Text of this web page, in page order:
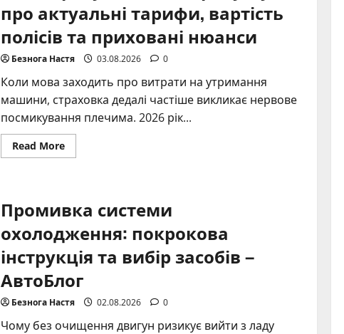
про актуальні тарифи, вартість
полісів та приховані нюанси
Безнога Настя 03.08.2026 0
Коли мова заходить про витрати на утримання
машини, страховка дедалі частіше викликає нервове
посмикування плечима. 2026 рік...
Read MoreRead
more
–
усе
актуальні
тарифи,
вартість
полісів
та
приховані
нюанси
Промивка системи
охолодження: покрокова
інструкція та вибір засобів –
АвтоБлог
Безнога Настя 02.08.2026 0
Чому без очищення двигун ризикує вийти з ладу